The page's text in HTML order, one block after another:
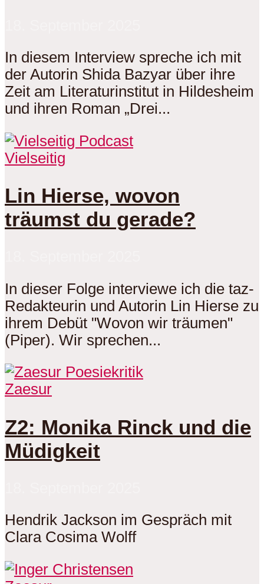
In diesem Interview spreche ich mit
der Autorin Shida Bazyar über ihre
Zeit am Literaturinstitut in Hildesheim
und ihren Roman „Drei...
Vielseitig
Lin Hierse, wovon
träumst du gerade?
In dieser Folge interviewe ich die taz-
Redakteurin und Autorin Lin Hierse zu
ihrem Debüt "Wovon wir träumen"
(Piper). Wir sprechen...
Zaesur
Z2: Monika Rinck und die
Müdigkeit
Hendrik Jackson im Gespräch mit
Clara Cosima Wolff